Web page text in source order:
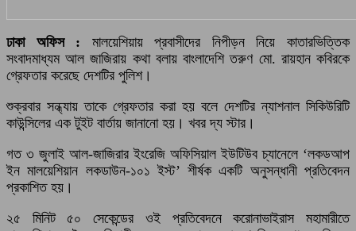
ঢাকা অফিস : মালয়েশিয়ায় প্রবাসীদের নিপীড়ন নিয়ে কাতারভিত্তিক
সংবাদমাধ্যম আল জাজিরায় কথা বলায় বাংলাদেশি তরুণ মো. রায়হান কবিরকে
গ্রেফতার করেছে দেশটির পুলিশ।
শুক্রবার সন্ধ্যায় তাকে গ্রেফতার করা হয় বলে দেশটির ন্যাশনাল সিকিউরিটি
কাউন্সিলের এক টুইট বার্তায় জানানো হয়। খবর দ্য স্টার।
গত ৩ জুলাই আল-জাজিরার ইংরেজি অফিসিয়াল ইউটিউব চ্যানেলে ‘লকডআপ
ইন মালয়েশিয়ান লকডাউন-১০১ ইস্ট’ শীর্ষক একটি অনুসন্ধানী প্রতিবেদন
প্রকাশিত হয়।
২৫ মিনিট ৫০ সেকেন্ডের ওই প্রতিবেদনে করোনাভাইরাস মহামারীতে